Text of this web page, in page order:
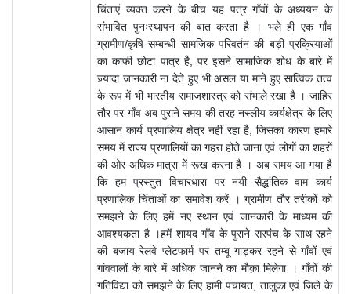
चिंताएं व्यक्त करने के बीच यह पत्र गाँवों के अध्ययन के
संभावित पुनःस्थापन की बात करता है । भले ही एक गाँव
ग्रामीण/कृषि सम्बन्धी सामजिक परिवर्तन की बड़ी प्रक्रियाओं
का काफी छोटा पात्र है, पर इसने सामाजिक शोध के बारे में
ज़्यादा जानकारी ना देते हुए भी असल या माने हुए सात्विक तत्व
के रूप में भी भारतीय समाजशास्त्र को संभाले रखा है । ज़ाहिर
तौर पर गाँव अब पुराने समय की तरह नस्लीय कार्यक्षेत्र के लिए
आसान कार्य प्रणालिय क्षेत्र नहीं रहा है, जिसका कारण हमारे
समय में राज्य प्रणालियों का गहरा होते जाना एवं लोगों का शहरों
की ओर अधिक मात्रा में रूख करना है । अब समय आ गया है
कि हम प्रस्तुत विचारधारा पर नयी सैद्धांतिक वाम कार्य
प्रणालिक चिंताओं का समावेश करें । ग्रामीण तौर तरीकों को
समझने के लिए हमें नए स्थान एवं जानकारी के माध्यम की
आवश्यकता है ।हमें शायद गाँव के पुराने सरपंच के साथ रहने
की बजाय रेलवे प्लेटफार्म पर तम्बू गाड़कर रहने से गाँवों एवं
गांववालों के बारे में अधिक जानने का मौक़ा मिलेगा । गाँवों की
गतिविद्या को समझने के लिए हामी पंचायत, तालुका एवं जिले के